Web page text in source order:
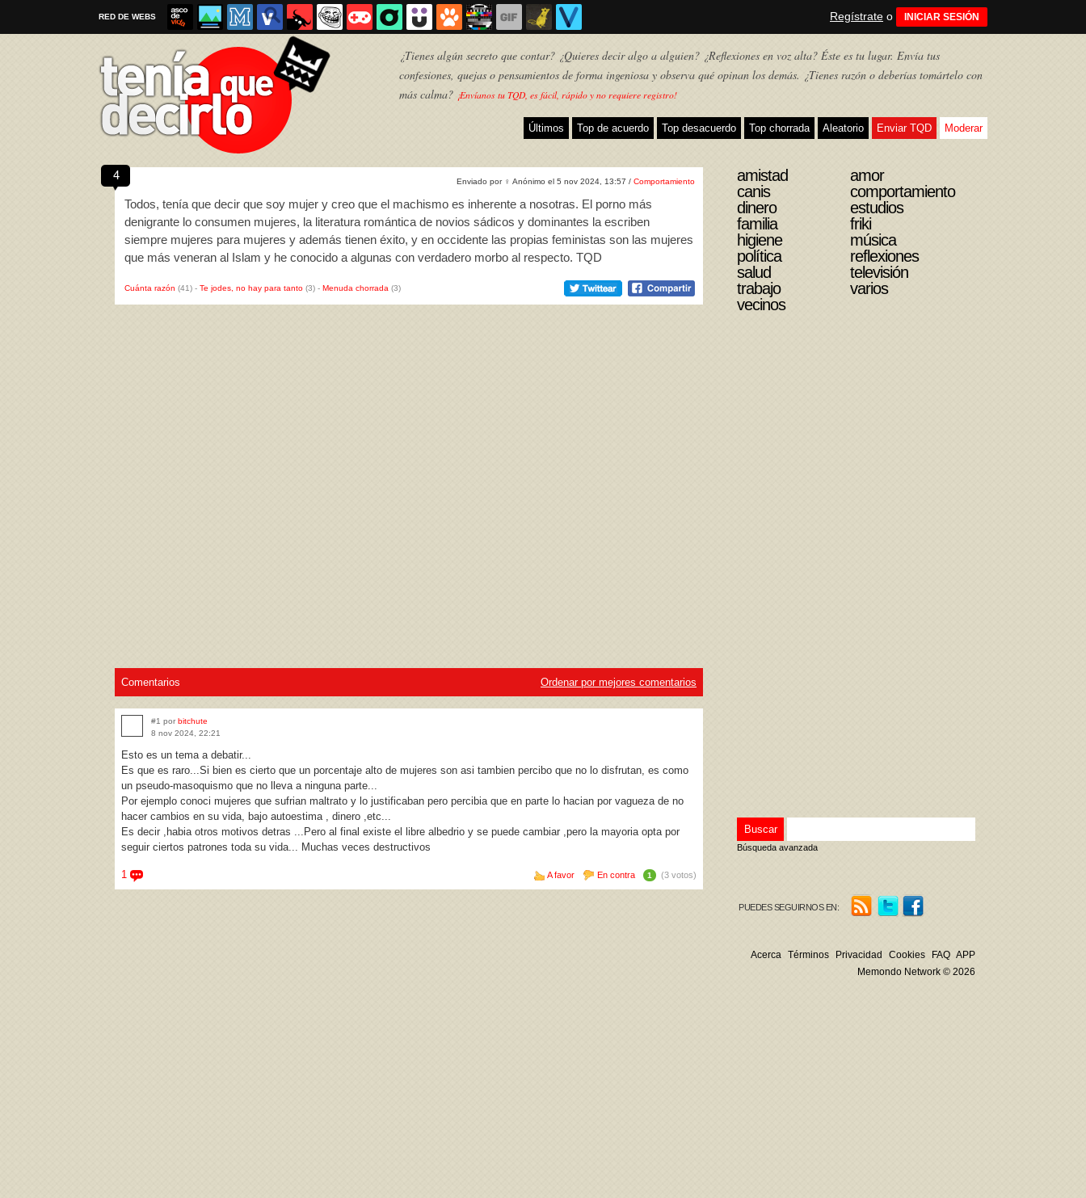
RED DE WEBS Regístrate o INICIAR SESIÓN
¿Tienes algún secreto que contar? ¿Quieres decir algo a alguien? ¿Reflexiones en voz alta? Éste es tu lugar. Envía tus
confesiones, quejas o pensamientos de forma ingeniosa y observa qué opinan los demás. ¿Tienes razón o deberías tomártelo con
más calma? ¡Envíanos tu TQD, es fácil, rápido y no requiere registro!
Últimos Top de acuerdo Top desacuerdo Top chorrada Aleatorio Enviar TQD Moderar
TQD
4 Enviado por ♀ Anónimo el 5 nov 2024, 13:57 / Comportamiento
Todos, tenía que decir que soy mujer y creo que el machismo es inherente a nosotras. El porno más
denigrante lo consumen mujeres, la literatura romántica de novios sádicos y dominantes la escriben
siempre mujeres para mujeres y además tienen éxito, y en occidente las propias feministas son las mujeres
que más veneran al Islam y he conocido a algunas con verdadero morbo al respecto. TQD
Cuánta razón (41) - Te jodes, no hay para tanto (3) - Menuda chorrada (3)
Comentarios Ordenar por mejores comentarios
#1 por bitchute
8 nov 2024, 22:21
Esto es un tema a debatir...
Es que es raro...Si bien es cierto que un porcentaje alto de mujeres son asi tambien percibo que no lo disfrutan, es como
un pseudo-masoquismo que no lleva a ninguna parte...
Por ejemplo conoci mujeres que sufrian maltrato y lo justificaban pero percibia que en parte lo hacian por vagueza de no
hacer cambios en su vida, bajo autoestima , dinero ,etc...
Es decir ,habia otros motivos detras ...Pero al final existe el libre albedrio y se puede cambiar ,pero la mayoria opta por
seguir ciertos patrones toda su vida... Muchas veces destructivos
1 A favor En contra 1 (3 votos)
amistad
amor
canis
comportamiento
dinero
estudios
familia
friki
higiene
música
política
reflexiones
salud
televisión
trabajo
varios
vecinos
Búsqueda avanzada
PUEDES SEGUIRNOS EN:
Acerca Términos Privacidad Cookies FAQ APP
Memondo Network © 2026